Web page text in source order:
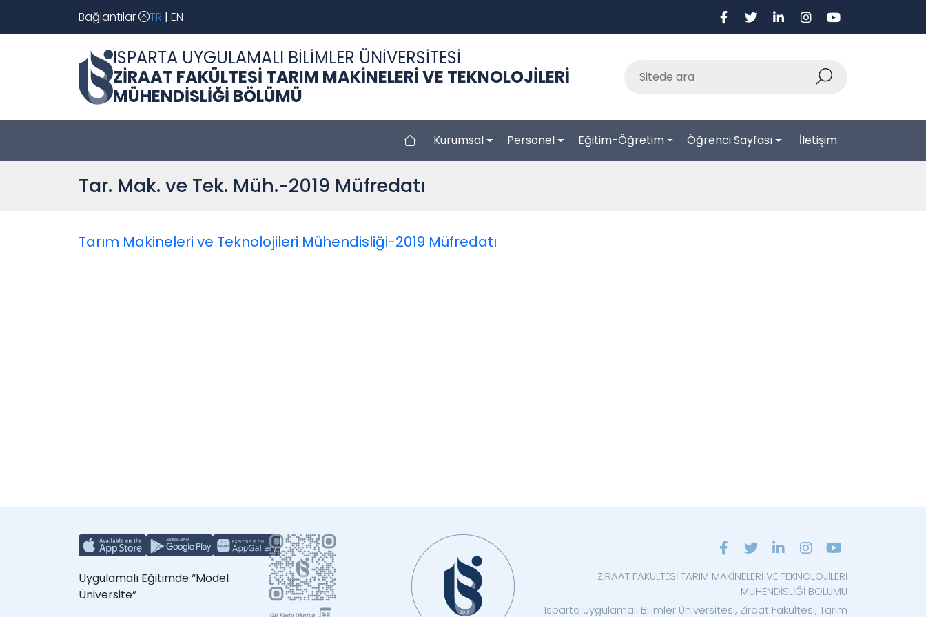
Bağlantılar TR | EN
ISPARTA UYGULAMALI BİLİMLER ÜNİVERSİTESİ
ZİRAAT FAKÜLTESİ TARIM MAKİNELERİ VE TEKNOLOJİLERİ
MÜHENDİSLİĞİ BÖLÜMÜ
Kurumsal Personel Eğitim-Öğretim Öğrenci Sayfası İletişim
Tar. Mak. ve Tek. Müh.-2019 Müfredatı
Tarım Makineleri ve Teknolojileri Mühendisliği-2019 Müfredatı
Uygulamalı Eğitimde “Model
Üniversite”
ZİRAAT FAKÜLTESİ TARIM MAKİNELERİ VE TEKNOLOJİLERİ
MÜHENDİSLİĞİ BÖLÜMÜ
Isparta Uygulamalı Bilimler Üniversitesi, Ziraat Fakültesi, Tarım